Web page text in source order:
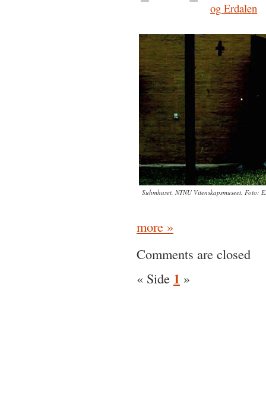
og Erdalen
Suhmhuset, NTNU Vitenskapsmuseet. Foto:
more »
Comments are closed
« Side 1 »